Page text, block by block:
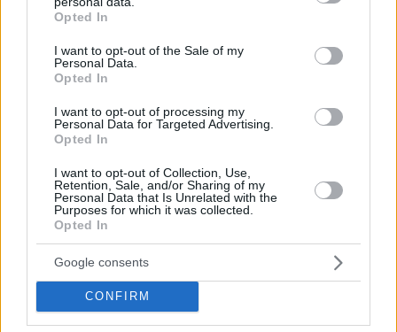
grant or deny consent to Google and its third-party tags to
use your data for below specified purposes in below Google
consent section.
Opted In
I want to opt-out of the Sale of my
Personal Data.
Opted In
I want to opt-out of processing my
Personal Data for Targeted Advertising.
Opted In
I want to opt-out of Collection, Use,
Retention, Sale, and/or Sharing of my
Personal Data that Is Unrelated with the
Purposes for which it was collected.
Opted In
Google consents
CONFIRM
ΑΠΑΝΤΗΣΗ
Ρωσία ΤΈΛΟΣ.
12.11.2024, 14:48
Η Σοβιετική Ένωση διαλύθηκε,η Ρωσία χρεοκόπησε
και οι Ρωσίδες έγιναν φθηνές π0ρνες, η Ρωσία
ΈΧΑΣΕ τον πόλεμο, τέλεια και παύλα.
ΑΠΑΝΤΗΣΗ
Προφανώς έχει δίκιο
12.11.2024, 14:46
Είναι σίγουρο ότι το βαθύ κράτος των ΗΠΑ και οι
Ευρωπαίοι θα παίξουν τα ρέστα τους για να